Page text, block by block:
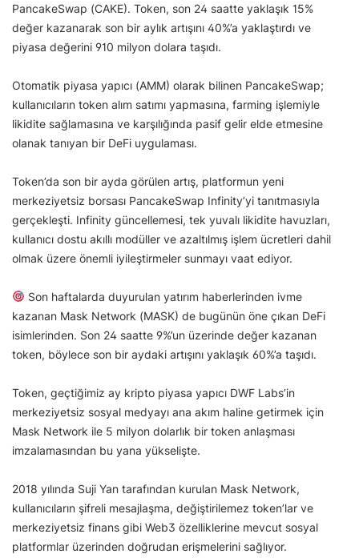
PancakeSwap (CAKE). Token, son 24 saatte yaklaşık 15%
değer kazanarak son bir aylık artışını 40%’a yaklaştırdı ve
piyasa değerini 910 milyon dolara taşıdı.
Otomatik piyasa yapıcı (AMM) olarak bilinen PancakeSwap;
kullanıcıların token alım satımı yapmasına, farming işlemiyle
likidite sağlamasına ve karşılığında pasif gelir elde etmesine
olanak tanıyan bir DeFi uygulaması.
Token’da son bir ayda görülen artış, platformun yeni
merkeziyetsiz borsası PancakeSwap Infinity’yi tanıtmasıyla
gerçekleşti. Infinity güncellemesi, tek yuvalı likidite havuzları,
kullanıcı dostu akıllı modüller ve azaltılmış işlem ücretleri dahil
olmak üzere önemli iyileştirmeler sunmayı vaat ediyor.
Son haftalarda duyurulan yatırım haberlerinden ivme
kazanan Mask Network (MASK) de bugünün öne çıkan DeFi
isimlerinden. Son 24 saatte 9%’un üzerinde değer kazanan
token, böylece son bir aydaki artışını yaklaşık 60%’a taşıdı.
Token, geçtiğimiz ay kripto piyasa yapıcı DWF Labs’in
merkeziyetsiz sosyal medyayı ana akım haline getirmek için
Mask Network ile 5 milyon dolarlık bir token anlaşması
imzalamasından bu yana yükselişte.
2018 yılında Suji Yan tarafından kurulan Mask Network,
kullanıcıların şifreli mesajlaşma, değiştirilemez token’lar ve
merkeziyetsiz finans gibi Web3 özelliklerine mevcut sosyal
platformlar üzerinden doğrudan erişmelerini sağlıyor.